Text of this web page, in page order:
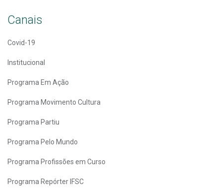
Canais
Covid-19
Institucional
Programa Em Ação
Programa Movimento Cultura
Programa Partiu
Programa Pelo Mundo
Programa Profissões em Curso
Programa Repórter IFSC